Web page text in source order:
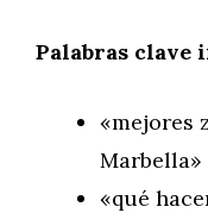
Palabras clave
«mejores
Marbella»
«qué